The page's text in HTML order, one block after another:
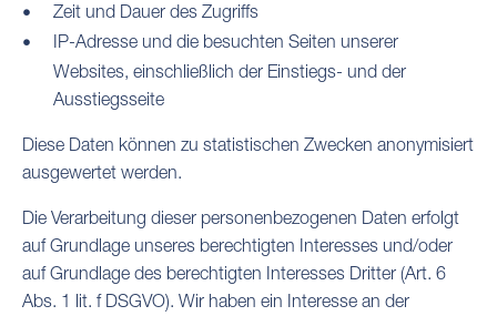
Zeit und Dauer des Zugriffs
IP-Adresse und die besuchten Seiten unserer
Websites, einschließlich der Einstiegs- und der
Ausstiegsseite
Diese Daten können zu statistischen Zwecken anonymisiert
ausgewertet werden.
Die Verarbeitung dieser personenbezogenen Daten erfolgt
auf Grundlage unseres berechtigten Interesses und/oder
auf Grundlage des berechtigten Interesses Dritter (Art. 6
Abs. 1 lit. f DSGVO). Wir haben ein Interesse an der